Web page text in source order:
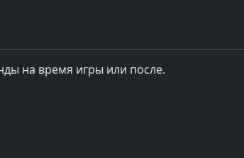
на время игры или после.